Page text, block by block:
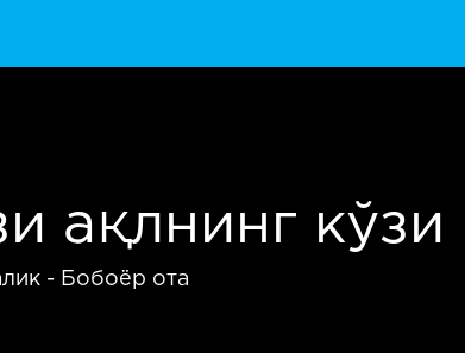
ақлнинг кўзи
- Бобоёр ота